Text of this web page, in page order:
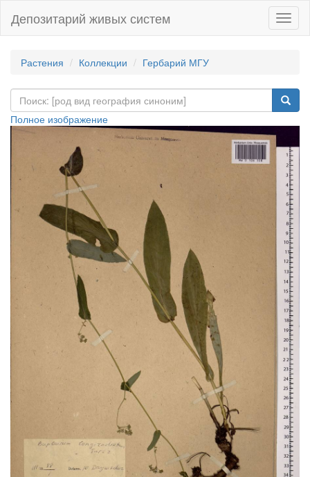
Депозитарий живых систем
Растения Коллекции Гербарий МГУ
Полное изображение